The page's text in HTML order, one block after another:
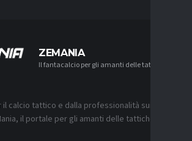
ZEMANIA
Il fantacalcio per gli amanti delle tattiche
il calcio tattico e dalla professionalità sui
il portale per gli amanti delle tattiche